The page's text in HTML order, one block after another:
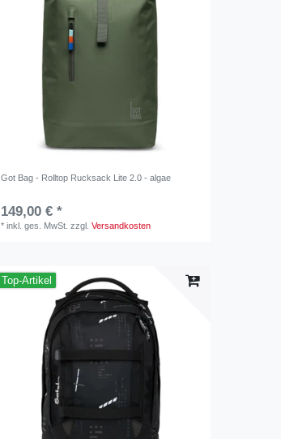
Got Bag - Rolltop Rucksack Lite 2.0 - algae
149,00 € *
*inkl. ges. MwSt. zzgl.Versandkosten
Top-Artikel